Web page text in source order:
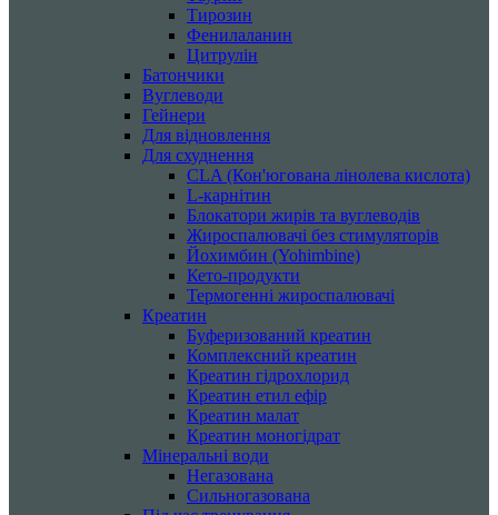
Тирозин
Фенилаланин
Цитрулін
Батончики
Вуглеводи
Гейнери
Для відновлення
Для схуднення
CLA (Кон'югована лінолева кислота)
L-карнітин
Блокатори жирів та вуглеводів
Жироспалювачі без стимуляторів
Йохимбин (Yohimbine)
Кето-продукти
Термогенні жироспалювачі
Креатин
Буферизований креатин
Комплексний креатин
Креатин гідрохлорид
Креатин етил ефір
Креатин малат
Креатин моногідрат
Мінеральні води
Негазована
Сильногазована